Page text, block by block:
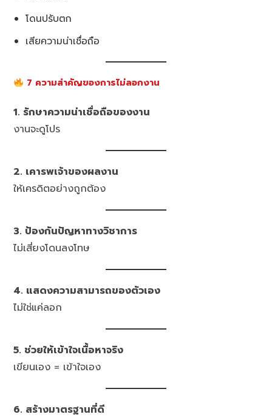
โดนปรับตก
เสียความน่าเชื่อถือ
7 ความสำคัญของการไม่ลอกงาน
1. รักษาความน่าเชื่อถือของงาน
งานจะดูโปร
2. เคารพเจ้าของผลงาน
ให้เครดิตอย่างถูกต้อง
3. ป้องกันปัญหาทางวิชาการ
ไม่เสี่ยงโดนลงโทษ
4. แสดงความสามารถของตัวเอง
ไม่ใช่แค่ลอก
5. ช่วยให้เข้าใจเนื้อหาจริง
เขียนเอง = เข้าใจเอง
6. สร้างมาตรฐานที่ดี